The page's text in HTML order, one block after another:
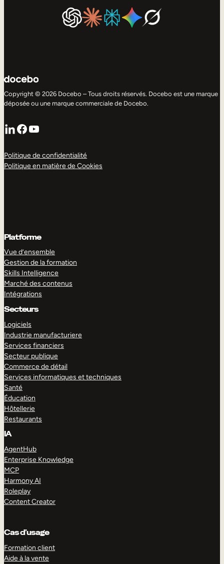
Copyright © 2026 Docebo – Tous droits réservés. Docebo est une marque
déposée ou une marque commerciale de Docebo.
LinkedIn
Facebook
YouTube
Politique de confidentialité
Politique en matière de Cookies
Platforme
Vue d’ensemble
Gestion de la formation
Skills Intelligence
Marché des contenus
Intégrations
Secteurs
Logiciels
Industrie manufacturiere
Services financiers
Secteur publique
Commerce de détail
Services informatiques et techniques
Santé
Éducation
Hôtellerie
Restaurants
IA
AgentHub
Enterprise Knowledge
MCP
Harmony AI
Roleplay
Content Creator
Cas d’usage
Formation client
Aide à la vente